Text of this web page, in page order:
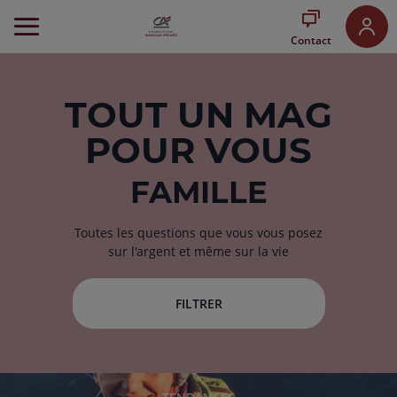
au
Contact
TOUT UN MAG
POUR VOUS
FAMILLE
Toutes les questions que vous vous posez
sur l'argent et même sur la vie
FILTRER